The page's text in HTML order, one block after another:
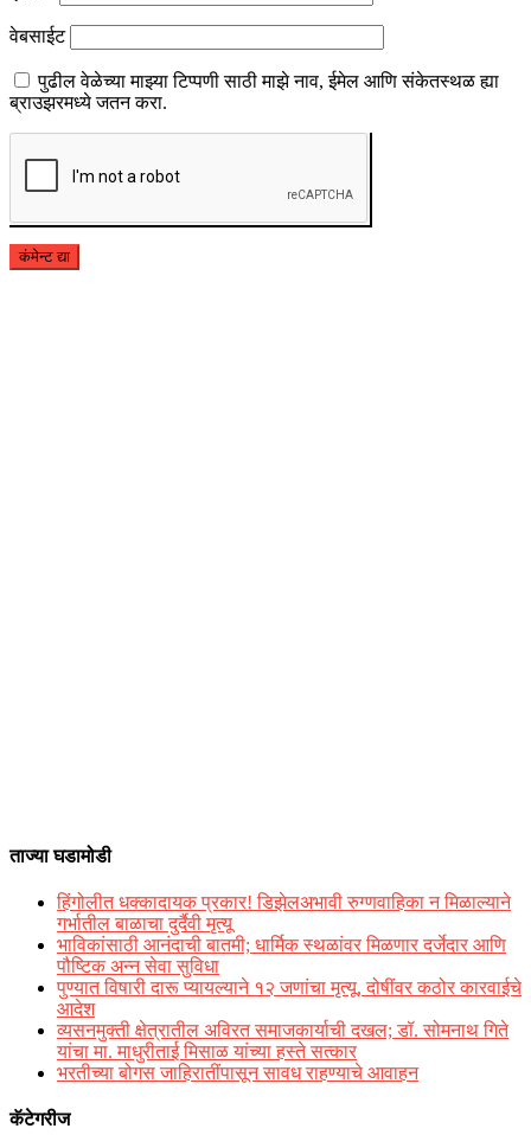
वेबसाईट
पुढील वेळेच्या माझ्या टिप्पणी साठी माझे नाव, ईमेल आणि संकेतस्थळ ह्या
ब्राउझरमध्ये जतन करा.
ताज्या घडामोडी
हिंगोलीत धक्कादायक प्रकार! डिझेलअभावी रुग्णवाहिका न मिळाल्याने
गर्भातील बाळाचा दुर्दैवी मृत्यू
भाविकांसाठी आनंदाची बातमी; धार्मिक स्थळांवर मिळणार दर्जेदार आणि
पौष्टिक अन्न सेवा सुविधा
पुण्यात विषारी दारू प्यायल्याने १२ जणांचा मृत्यू, दोषींवर कठोर कारवाईचे
आदेश
व्यसनमुक्ती क्षेत्रातील अविरत समाजकार्याची दखल; डॉ. सोमनाथ गिते
यांचा मा. माधुरीताई मिसाळ यांच्या हस्ते सत्कार
भरतीच्या बोगस जाहिरातींपासून सावध राहण्याचे आवाहन
कॅटेगरीज